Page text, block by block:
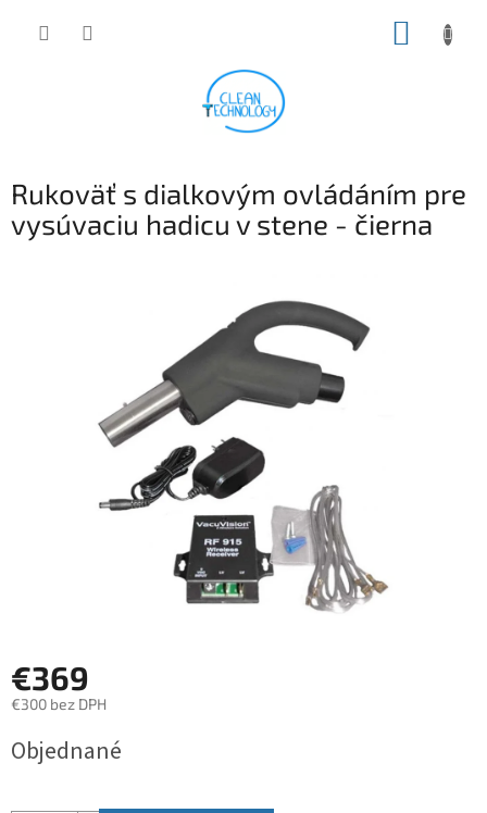
Rukoväť s dialkovým ovládáním pre
vysúvaciu hadicu v stene - čierna
€369
€300 bez DPH
cena:
Objednané